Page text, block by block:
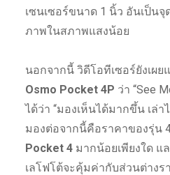
เซนเซอร์ขนาด 1 นิ้ว อันเป็น
ภาพในสภาพแสงน้อย
นอกจากนี้ วิดีโอทีเซอร์ยังเผ
Osmo Pocket 4P ว่า “See
ได้ว่า “มองเห็นได้มากขึ้น เล่
มองต่อจากนี้คือราคาของรุ่น
Pocket 4มากน้อยเพียงใด แ
เลโฟโต้จะคุ้มค่ากับส่วนต่างร